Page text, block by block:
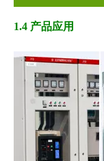
1.4 产品应用